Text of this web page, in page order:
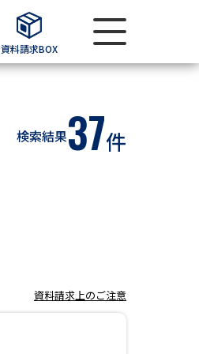
資料請求BOX
検索結果37件
資料請求上のご注意